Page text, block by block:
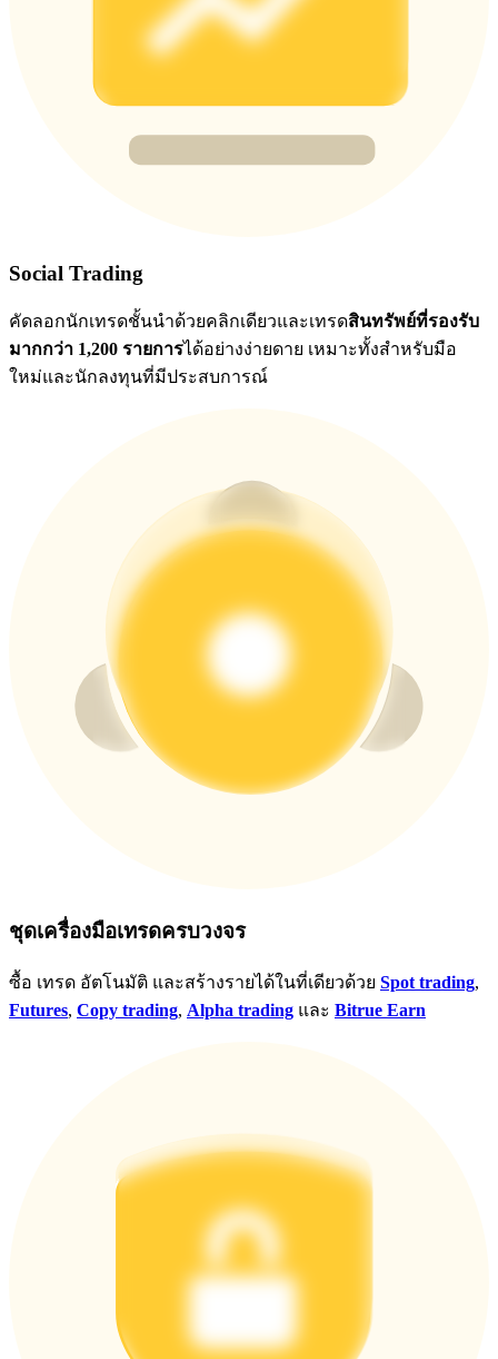
เข้าสู่ระบบลงชื่อ
Social Trading
คัดลอกนักเทรดชั้นนำด้วยคลิกเดียวและเทรดสินทรัพย์ที่รองรับ
มากกว่า 1,200 รายการได้อย่างง่ายดาย เหมาะทั้งสำหรับมือ
ใหม่และนักลงทุนที่มีประสบการณ์
ชุดเครื่องมือเทรดครบวงจร
ซื้อ เทรด อัตโนมัติ และสร้างรายได้ในที่เดียวด้วย Spot trading,
Futures, Copy trading, Alpha trading และ Bitrue Earn